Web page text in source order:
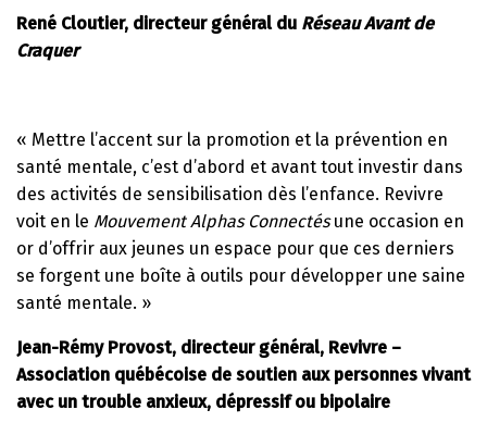
René Cloutier, directeur général du Réseau Avant de
Craquer
« Mettre l’accent sur la promotion et la prévention en
santé mentale, c’est d’abord et avant tout investir dans
des activités de sensibilisation dès l’enfance. Revivre
voit en le Mouvement Alphas Connectésune occasion en
or d’offrir aux jeunes un espace pour que ces derniers
se forgent une boîte à outils pour développer une saine
santé mentale. »
Jean-Rémy Provost, directeur général, Revivre –
Association québécoise de soutien aux personnes vivant
avec un trouble anxieux, dépressif ou bipolaire